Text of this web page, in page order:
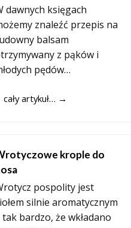
dawnych księgach
znaleźć przepis na
balsam
z pąków i
pędów…
cały artykuł… →
krople do
pospolity jest
silnie aromatycznym
tak bardzo, że wkładano